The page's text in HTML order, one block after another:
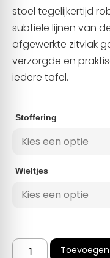
stoel tegelijkertijd
subtiele lijnen van
afgewerkte zitvlak
verzorgde en
iedere tafel.
Stoffering
Wieltjes